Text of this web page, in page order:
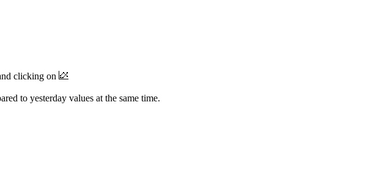
clicking on
to yesterday values at the same time.